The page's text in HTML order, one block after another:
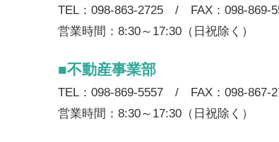
TEL：098-863-2725 / FAX：098-869-
営業時間：8:30～17:30（日祝除く）
■不動産事業部
TEL：098-869-5557 / FAX：098-867-
営業時間：8:30～17:30（日祝除く）